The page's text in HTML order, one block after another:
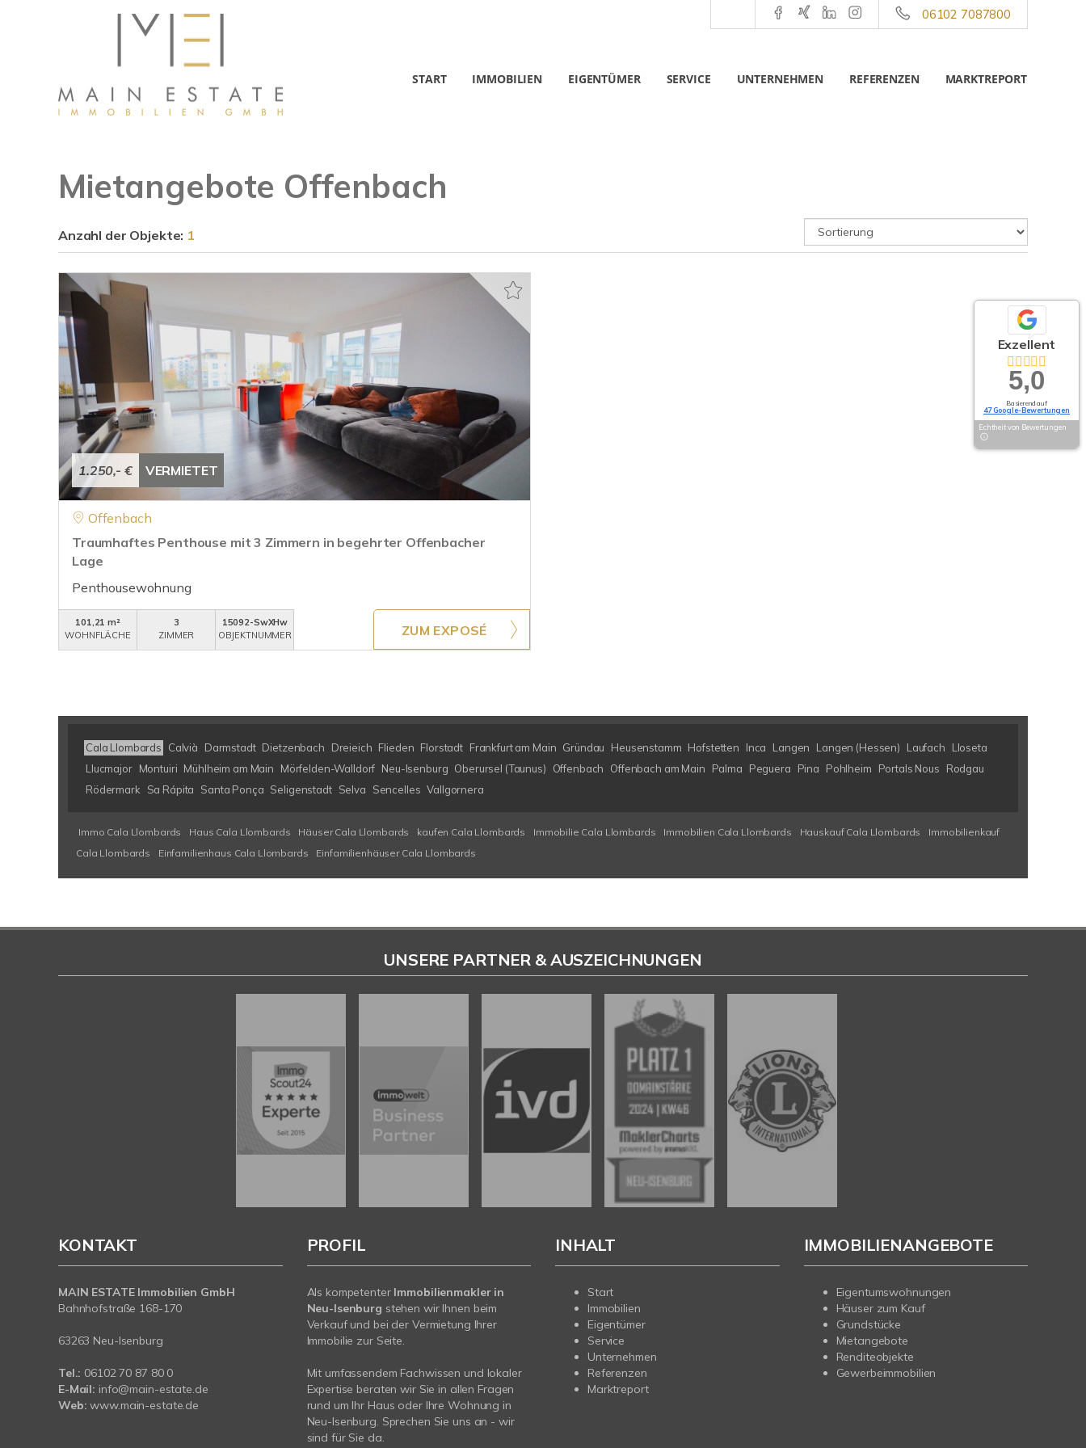
06102 7087800
START IMMOBILIEN EIGENTÜMER SERVICE UNTERNEHMEN REFERENZEN MARKTREPORT
Mietangebote Offenbach
Anzahl der Objekte: 1
1.250,- € VERMIETET
Offenbach
Traumhaftes Penthouse mit 3 Zimmern in begehrter Offenbacher
Lage
Penthousewohnung
101,21 m²
WOHNFLÄCHE
3
ZIMMER
15092-SwXHw
OBJEKTNUMMER
ZUM EXPOSÉ
Cala Llombards Calvià Darmstadt Dietzenbach Dreieich Flieden Florstadt Frankfurt am Main Gründau Heusenstamm Hofstetten Inca Langen Langen (Hessen) Laufach
Lloseta
Llucmajor Montuiri Mühlheim am Main Mörfelden-Walldorf Neu-Isenburg Oberursel (Taunus) Offenbach Offenbach am Main Palma Peguera Pina Pohlheim Portals Nous
Rodgau
Rödermark
Sa Rápita Santa Ponça Seligenstadt Selva Sencelles Vallgornera
Immo Cala Llombards Haus Cala Llombards Häuser Cala Llombards kaufen Cala Llombards Immobilie Cala Llombards Immobilien Cala Llombards Hauskauf Cala Llombards
Immobilienkauf
Cala Llombards
Einfamilienhaus Cala Llombards Einfamilienhäuser Cala Llombards
Exzellent
5,0
Basierend auf
47 Google-Bewertungen
Echtheit von Bewertungen
UNSERE PARTNER & AUSZEICHNUNGEN
KONTAKT
MAIN ESTATE Immobilien GmbH
Bahnhofstraße 168-170
63263 Neu-Isenburg
Tel.: 06102 70 87 80 0
E-Mail: info@main-estate.de
Web: www.main-estate.de
PROFIL
Als kompetenter Immobilienmakler in
Neu-Isenburg stehen wir Ihnen beim
Verkauf und bei der Vermietung Ihrer
Immobilie zur Seite.
Mit umfassendem Fachwissen und lokaler
Expertise beraten wir Sie in allen Fragen
rund um Ihr Haus oder Ihre Wohnung in
Neu-Isenburg. Sprechen Sie uns an - wir
sind für Sie da.
INHALT
Start
Immobilien
Eigentümer
Service
Unternehmen
Referenzen
Marktreport
IMMOBILIENANGEBOTE
Eigentumswohnungen
Häuser zum Kauf
Grundstücke
Mietangebote
Renditeobjekte
Gewerbeimmobilien